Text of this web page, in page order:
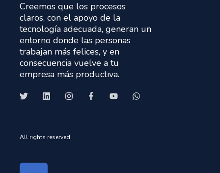
Creemos que los procesos
claros, con el apoyo de la
tecnología adecuada, generan un
entorno donde las personas
trabajan más felices, y en
consecuencia vuelve a tu
empresa más productiva.
All rights reserved